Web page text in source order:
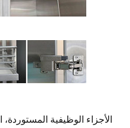
الأجزاء الوظيفية